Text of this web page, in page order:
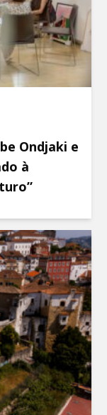
Ondjaki e
à